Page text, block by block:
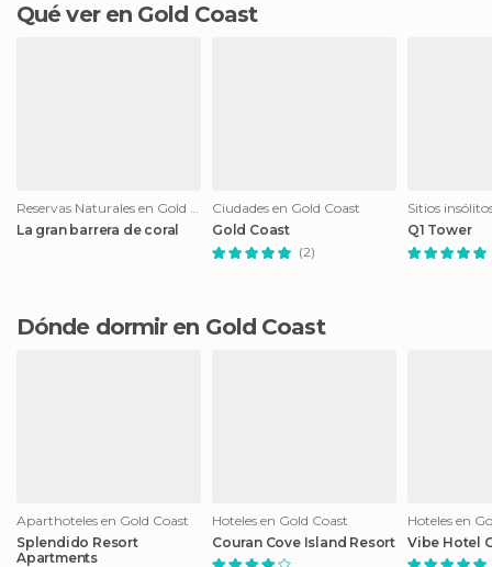
Qué ver en Gold Coast
Reservas Naturales en Gold Coast
La gran barrera de coral
Ciudades en Gold Coast
Gold Coast
(2)
Sitios
Q1 Tower
Dónde dormir en Gold Coast
Aparthoteles en Gold Coast
Splendido Resort
Apartments
Hoteles en Gold Coast
Couran Cove Island Resort
Hoteles en
Vibe Hotel